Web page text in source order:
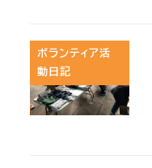
ボランティア活
動日記